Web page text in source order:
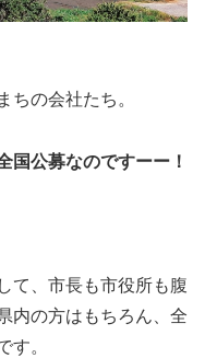
ちの会社たち。
国公募なのですーー！
て、市長も市役所も腹
内の方はもちろん、全
す。